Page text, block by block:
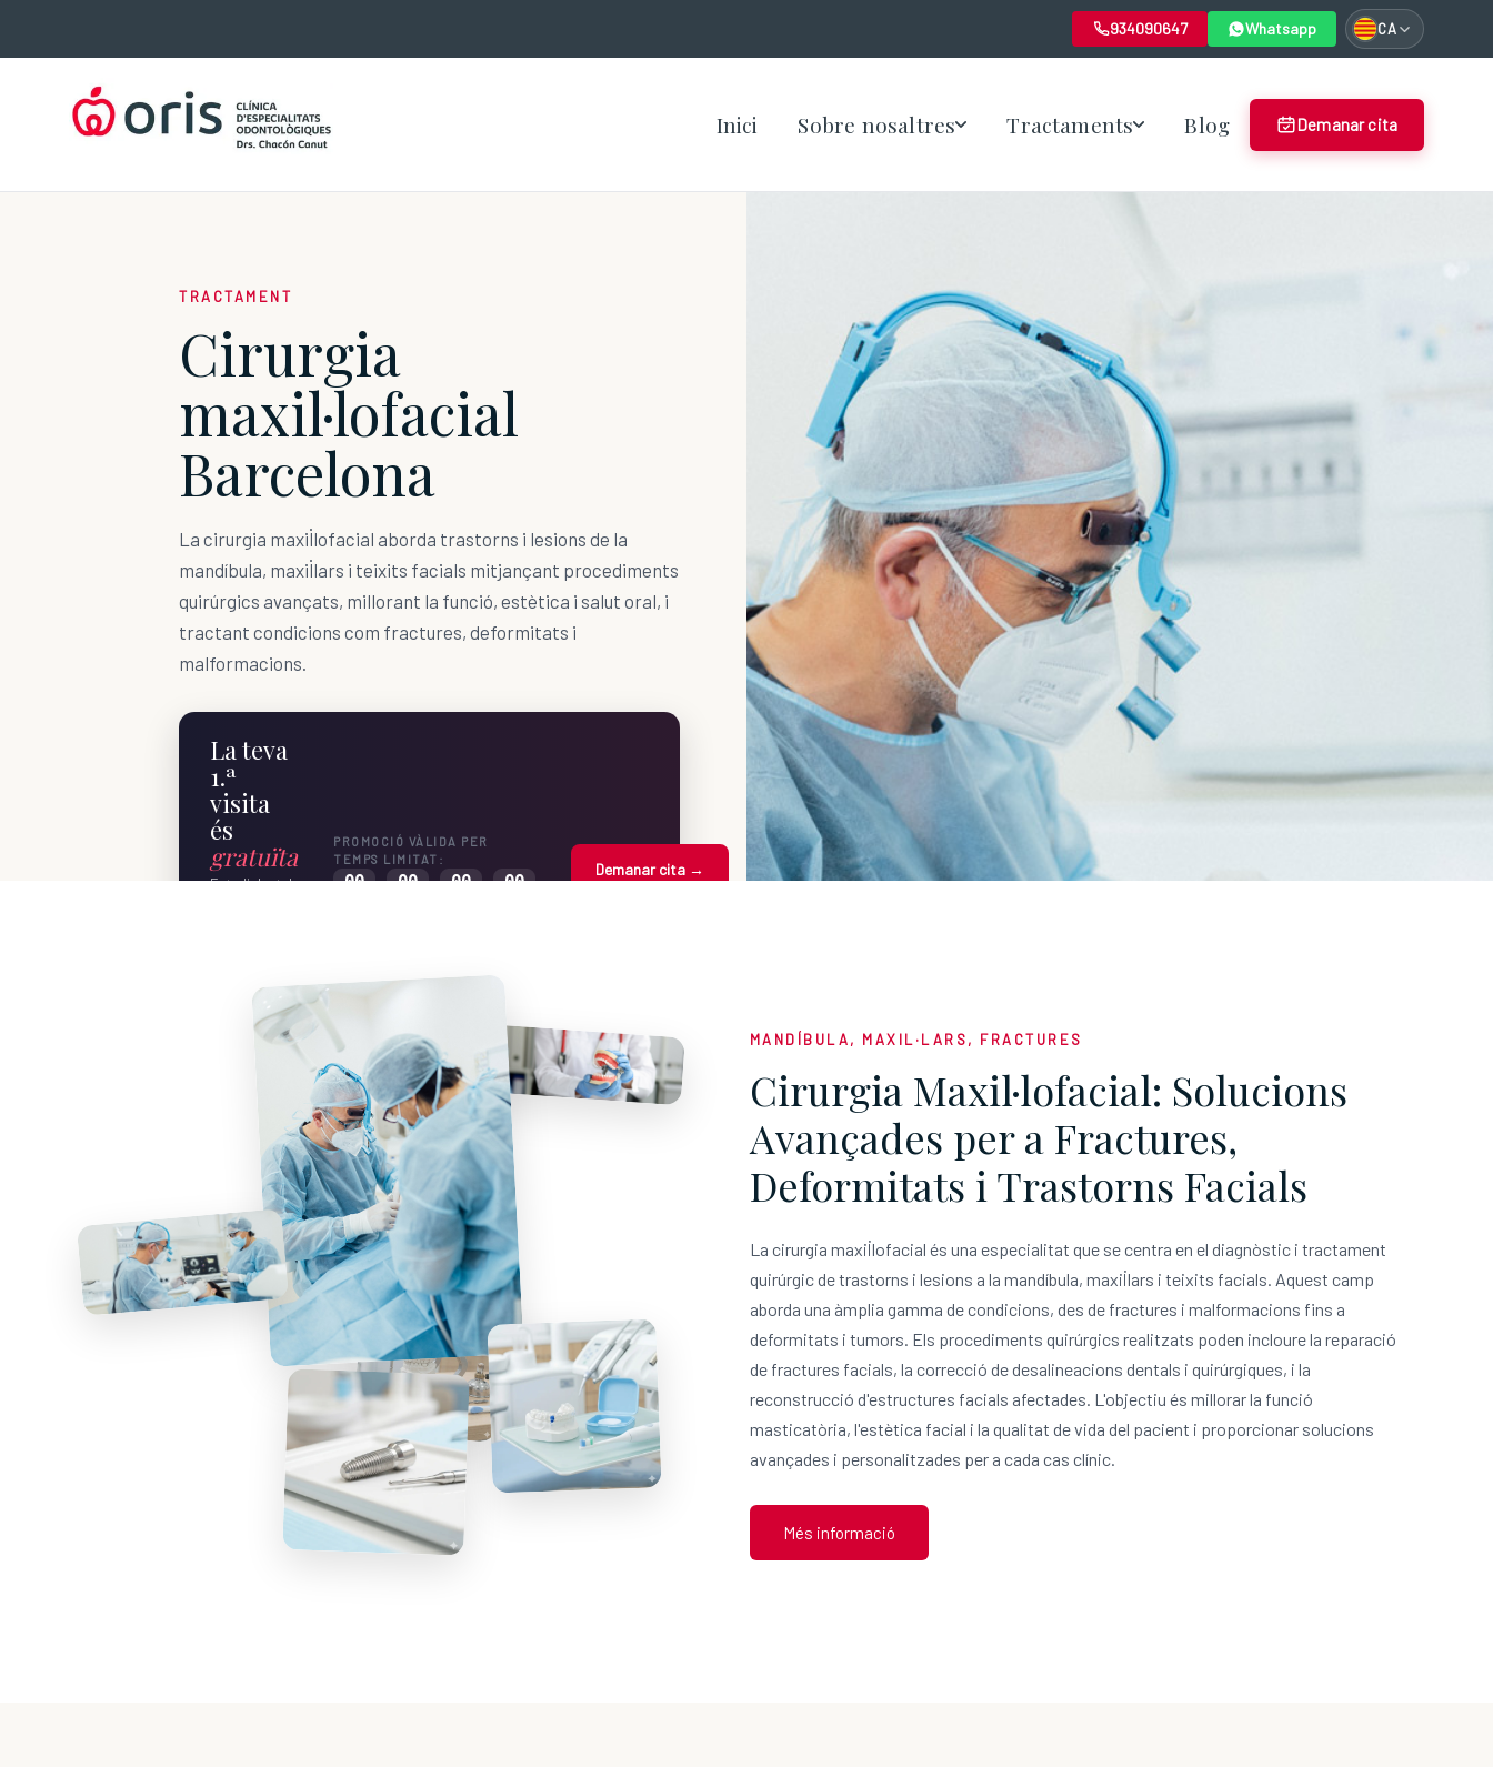
934090647 Whatsapp CA
Inici Sobre nosaltres Tractaments Blog Demanar cita
TRACTAMENT
Cirurgia
maxil·lofacial
Barcelona
La cirurgia maxil·lofacial aborda trastorns i lesions de la
mandíbula, maxil·lars i teixits facials mitjançant procediments
quirúrgics avançats, millorant la funció, estètica i salut oral, i
tractant condicions com fractures, deformitats i
malformacions.
La teva
1.ª
visita
és
gratuïta
Estudi dental
PROMOCIÓ VÀLIDA PER
TEMPS LIMITAT:
00 : 00 : 00 : 00
Demanar cita →
MANDÍBULA, MAXIL·LARS, FRACTURES
Cirurgia Maxil·lofacial: Solucions
Avançades per a Fractures,
Deformitats i Trastorns Facials
La cirurgia maxil·lofacial és una especialitat que se centra en el diagnòstic i tractament
quirúrgic de trastorns i lesions a la mandíbula, maxil·lars i teixits facials. Aquest camp
aborda una àmplia gamma de condicions, des de fractures i malformacions fins a
deformitats i tumors. Els procediments quirúrgics realitzats poden incloure la reparació
de fractures facials, la correcció de desalineacions dentals i quirúrgiques, i la
reconstrucció d'estructures facials afectades. L'objectiu és millorar la funció
masticatòria, l'estètica facial i la qualitat de vida del pacient i proporcionar solucions
avançades i personalitzades per a cada cas clínic.
Més informació